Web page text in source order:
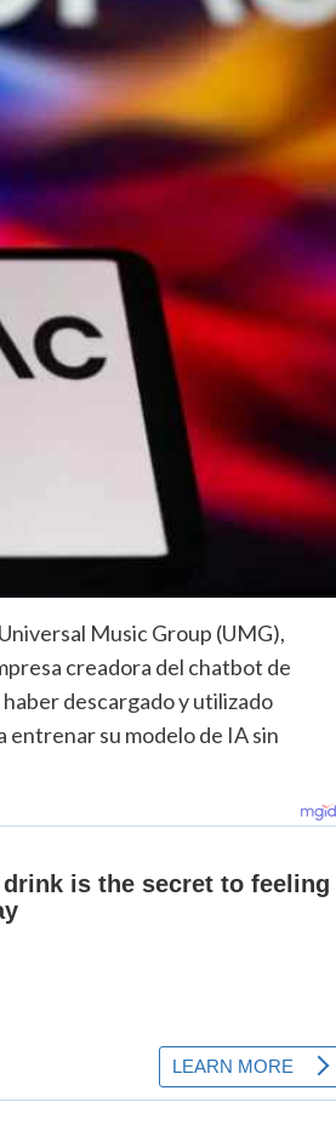
Music Group (UMG),
creadora del chatbot de
descargado y utilizado
su modelo de IA sin